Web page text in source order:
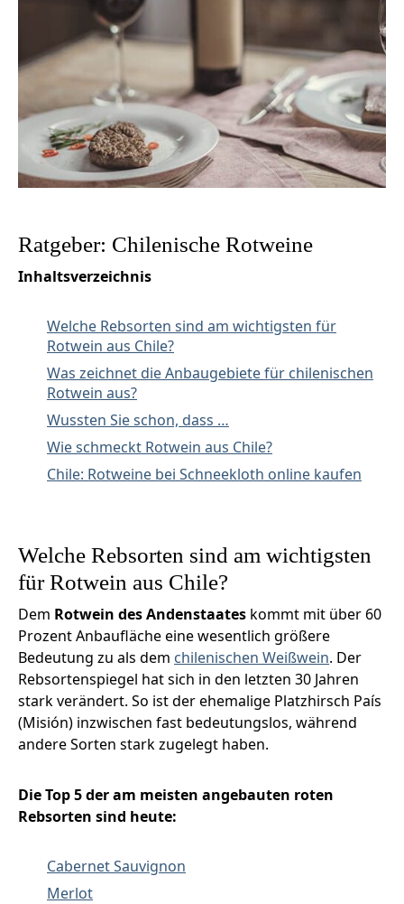
Ratgeber: Chilenische Rotweine
Inhaltsverzeichnis
Welche Rebsorten sind am wichtigsten für
Rotwein aus Chile?
Was zeichnet die Anbaugebiete für chilenischen
Rotwein aus?
Wussten Sie schon, dass …
Wie schmeckt Rotwein aus Chile?
Chile: Rotweine bei Schneekloth online kaufen
Welche Rebsorten sind am wichtigsten
für Rotwein aus Chile?
Dem Rotwein des Andenstaates kommt mit über 60
Prozent Anbaufläche eine wesentlich größere
Bedeutung zu als dem chilenischen Weißwein. Der
Rebsortenspiegel hat sich in den letzten 30 Jahren
stark verändert. So ist der ehemalige Platzhirsch País
(Misión) inzwischen fast bedeutungslos, während
andere Sorten stark zugelegt haben.
Die Top 5 der am meisten angebauten roten
Rebsorten sind heute:
Cabernet Sauvignon
Merlot